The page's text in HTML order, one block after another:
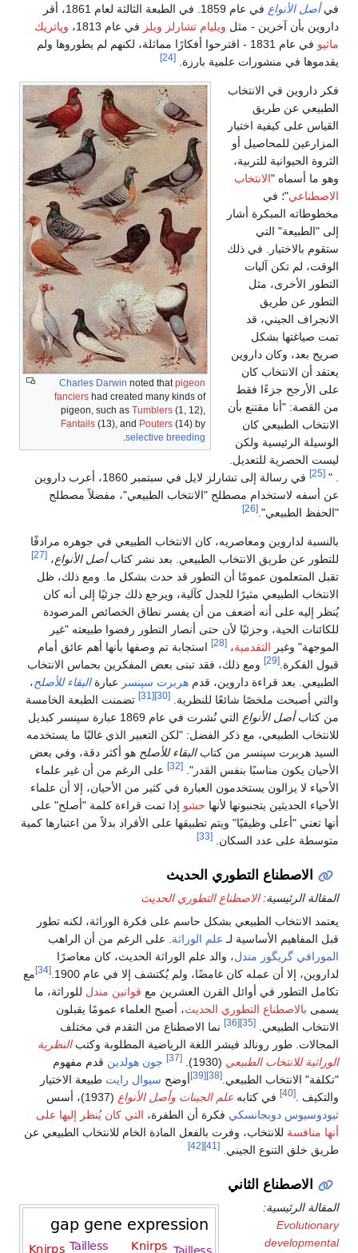
فيأصل الأنواع
في عام 1859. في الطبعة الثالثة لعام 1861، أقر
داروين بأن آخرين - مثل ويليام تشارلز ويلز في عام 1813،
وپاتريك
ماثيو
في عام 1831 - اقترحوا أفكارًا مماثلة، لكنهم لم يطوروها ولم
يقدموها في منشورات علمية بارزة. [24]
Charles Darwin noted thatpigeon
fanciers had created many kinds of
pigeon, such as Tumblers (1, 12),
Fantails (13), and Pouters (14) by
selective breeding
.
فكر داروين في الانتخاب
الطبيعي عن طريق
القياس على كيفية اختيار
المزارعين للمحاصيل أو
الثروة الحيوانية للتربية،
وهو ما أسماه "الانتخاب
الاصطناعي"؛ في
مخطوطاته المبكرة أشار
إلى "الطبيعة" التي
ستقوم بالاختيار. في ذلك
الوقت، لم تكن آليات
التطور الأخرى، مثل
التطور عن طريق
الانجراف الجيني، قد
تمت صياغتها بشكل
صريح بعد، وكان داروين
يعتقد أن الانتخاب كان
على الأرجح جزءًا فقط
من القصة: "أنا مقتنع بأن
الانتخاب الطبيعي كان
الوسيلة الرئيسية ولكن
ليست الحصرية للتعديل.
. "
[25]
في رسالة إلى تشارلز لايل في سبتمبر 1860، أعرب داروين
عن أسفه لاستخدام مصطلح "الانتخاب الطبيعي"، مفضلاً مصطلح
"الحفظ الطبيعي".[26]
بالنسبة لداروين ومعاصريه، كان الانتخاب الطبيعي في جوهره مرادفًا
للتطور عن طريق الانتخاب الطبيعي. بعد نشر كتابأصل الأنواع، [27]
تقبل المتعلمون عمومًا أن التطور قد حدث بشكل ما. ومع ذلك، ظل
الانتخاب الطبيعي مثيرًا للجدل كآلية، ويرجع ذلك جزئيًا إلى أنه كان
يُنظر إليه على أنه أضعف من أن يفسر نطاق الخصائص المرصودة
للكائنات الحية، وجزئيًا لأن حتى أنصار التطور رفضوا طبيعته "غير
الموجهة" وغير التقدمية، [28]
استجابة تم وصفها بأنها أهم عائق أمام
قبول الفكرة.[29]
ومع ذلك، فقد تبنى بعض المفكرين بحماس الانتخاب
الطبيعي. بعد قراءة داروين، قدم هربرت سپنسر عبارةالبقاء للأصلح،
والتي أصبحت ملخصًا شائعًا للنظرية. [30]
[31]
تضمنت الطبعة الخامسة
من كتابأصل الأنواع
التي نُشرت في عام 1869 عبارة سپنسر كبديل
للانتخاب الطبيعي، مع ذكر الفضل: "لكن التعبير الذي غالبًا ما يستخدمه
السيد هربرت سپنسر من كتابالبقاء للأصلح هو أكثر دقة، وفي بعض
الأحيان يكون مناسبًا بنفس القدر". [32]
على الرغم من أن غير علماء
الأحياء لا يزالون يستخدمون العبارة في كثير من الأحيان، إلا أن علماء
الأحياء الحديثين يتجنبونها لأنها حشو إذا تمت قراءة كلمة "أصلح" على
أنها تعني "أعلى وظيفيًا" ويتم تطبيقها على الأفراد بدلاً من اعتبارها كمية
متوسطة على عدد السكان. [33]
الاصطناع التطوري الحديث
المقالة الرئيسية:الاصطناع التطوري الحديث
يعتمد الانتخاب الطبيعي بشكل حاسم على فكرة الوراثة، لكنه تطور
قبل المفاهيم الأساسية لـ علم الوراثة . على الرغم من أن الراهب
المورافي گريگور مندل، والد علم الوراثة الحديث، كان معاصرًا
لداروين، إلا أن عمله كان غامضًا، ولم يُكتشف إلا في عام 1900.
[34]
مع
تكامل التطور في أوائل القرن العشرين مع قوانين مندل للوراثة، ما
يسمى بالاصطناع التطوري الحديث، أصبح العلماء عمومًا يقبلون
الانتخاب الطبيعي.
[35]
[36]
نما الاصطناع من التقدم في مختلف
المجالات. طور رونالد فيشر اللغة الرياضية المطلوبة وكتبالنظرية
الوراثية للانتخاب الطبيعي (1930).
[37] جون هولدين قدم مفهوم
"تكلفة" الانتخاب الطبيعي. [38]
[39] أوضح سيوال رايت طبيعة الاختيار
والتكيف .
[40] في كتابه علم الجينات وأصل الأنواع (1937)، أسس
ثيودوسيوس دوبجانسكي فكرة أن الطفرة، التي كان يُنظر إليها على
أنها منافسة للانتخاب، وفرت بالفعل المادة الخام للانتخاب الطبيعي عن
طريق خلق التنوع الجيني.
[41]
[42]
الاصطناع الثاني
المقالة الرئيسية:
Evolutionary
developmental